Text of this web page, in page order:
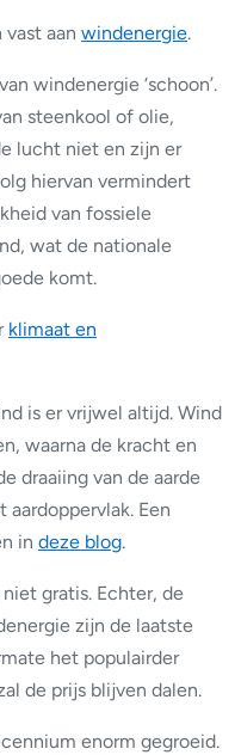
aan windenergie.
windenergie ‘schoon’.
steenkool of olie,
lucht niet en zijn er
hiervan vermindert
van fossiele
wat de nationale
komt.
klimaat en
is er vrijwel altijd. Wind
waarna de kracht en
draaiing van de aarde
Een
in deze blog.
gratis. Echter, de
zijn de laatste
het populairder
de prijs blijven dalen.
enorm gegroeid.